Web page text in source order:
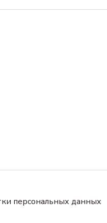
персональных данных